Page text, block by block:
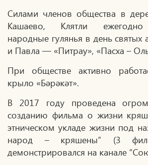
Силами членов общества в
Кашаево, Клятли ежегодно
народные гулянья в день святых
и Павла — «Питрау», «Пасха –
При обществе активно
крыло «Бәрәкәт».
В 2017 году проведена
созданию фильма о жизни
этническом укладе жизни под
народ – кряшены” (3
демонстрировался на канале